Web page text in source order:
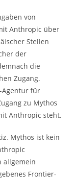
von
Anthropic über
Stellen
der
die
Zugang.
Agentur für
zu Mythos
Anthropic steht.
Mythos ist kein
allgemein
Frontier-